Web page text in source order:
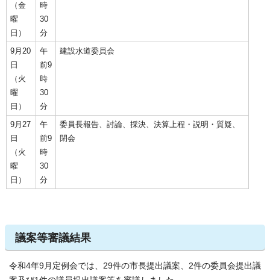
（金
曜
日）
時
30
分
9月20
日
（火
曜
日）
午
前9
時
30
分
建設水道委員会
9月27
日
（火
曜
日）
午
前9
時
30
分
委員長報告、討論、採決、決算上程・説明・質疑、
閉会
議案等審議結果
令和4年9月定例会では、29件の市長提出議案、2件の委員会提出議